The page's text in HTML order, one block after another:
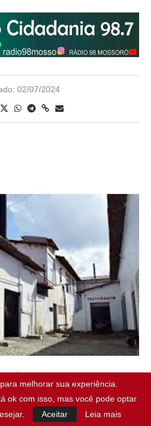
02/07/2024
Política
DE MOSSORÓ
DE R$ 10 MILHÕES,
VEREADOR
melhorar sua experiência.
ok com isso, mas você pode optar
Aceitar Leia mais